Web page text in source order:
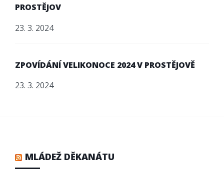
PROSTĚJOV
23. 3. 2024
ZPOVÍDÁNÍ VELIKONOCE 2024 V PROSTĚJOVĚ
23. 3. 2024
MLÁDEŽ DĚKANÁTU